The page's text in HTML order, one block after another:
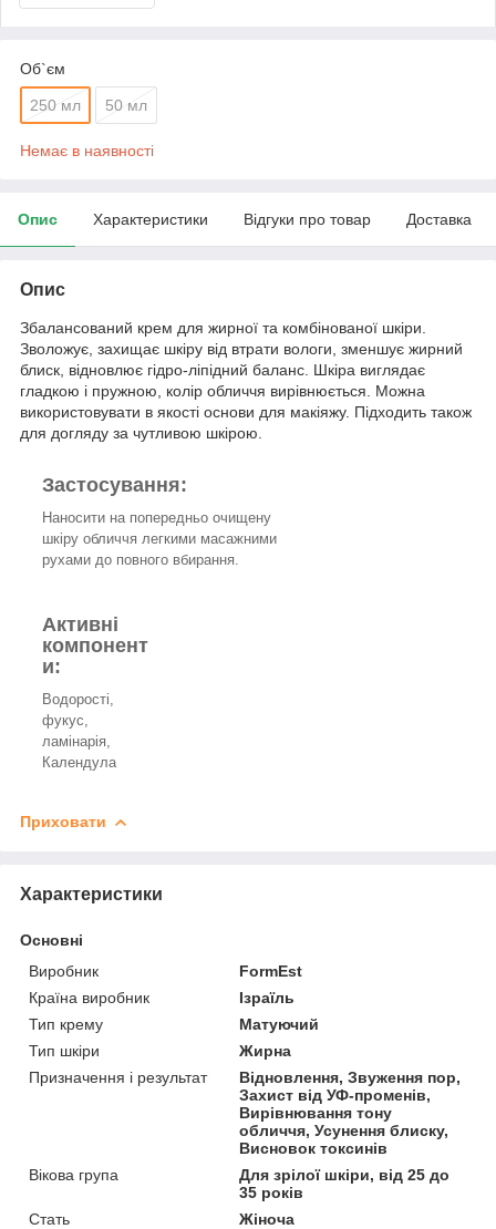
Об`єм
250 мл 50 мл
Немає в наявності
Опис Характеристики Відгуки про товар Доставка
Опис
Збалансований крем для жирної та комбінованої шкіри.
Зволожує, захищає шкіру від втрати вологи, зменшує жирний
блиск, відновлює гідро-ліпідний баланс. Шкіра виглядає
гладкою і пружною, колір обличчя вирівнюється. Можна
використовувати в якості основи для макіяжу. Підходить також
для догляду за чутливою шкірою.
Застосування:
Наносити на попередньо очищену
шкіру обличчя легкими масажними
рухами до повного вбирання.
Активні
компонент
и:
Водорості,
фукус,
ламінарія,
Календула
Приховати
Характеристики
Основні
Виробник
FormEst
Країна виробник
Ізраїль
Тип крему
Матуючий
Тип шкіри
Жирна
Призначення і результат
Відновлення, Звуження пор,
Захист від УФ-променів,
Вирівнювання тону
обличчя, Усунення блиску,
Висновок токсинів
Вікова група
Для зрілої шкіри, від 25 до
35 років
Стать
Жіноча